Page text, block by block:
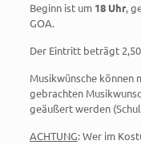
Beginn ist um 18 Uhr,
GOA.
Der Eintritt beträgt
Musikwünsche können
gebrachten
geäußert werden
ACHTUNG: Wer im